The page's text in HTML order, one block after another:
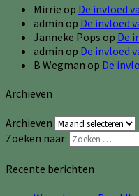
Mirrie op De invloed
admin op De invloed
Janneke Pops op De
admin op De invloed
B Wegman op De
Archieven
Archieven
Zoeken naar:
Recente berichten